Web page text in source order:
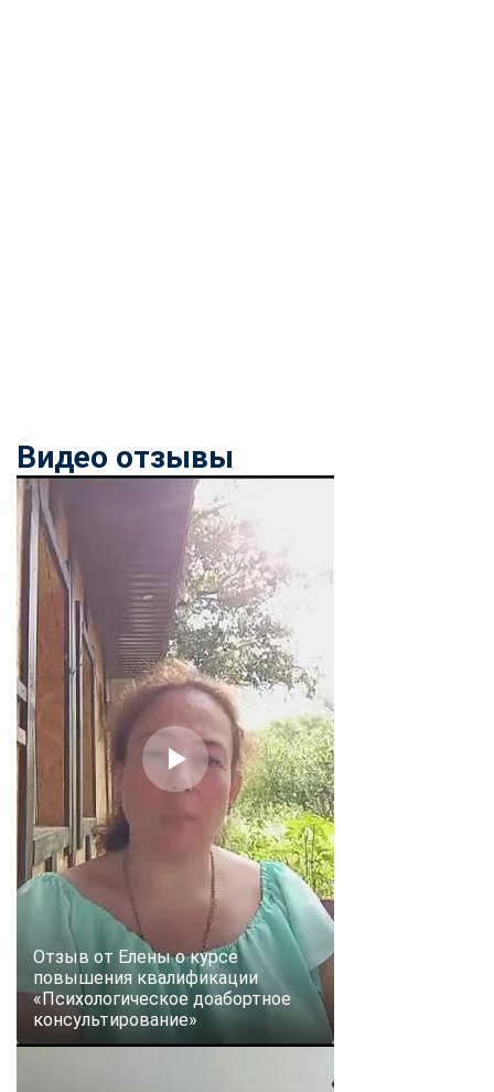
Видео отзывы
Отзыв от Елены о курсе
повышения квалификации
«Психологическое доабортное
консультирование»